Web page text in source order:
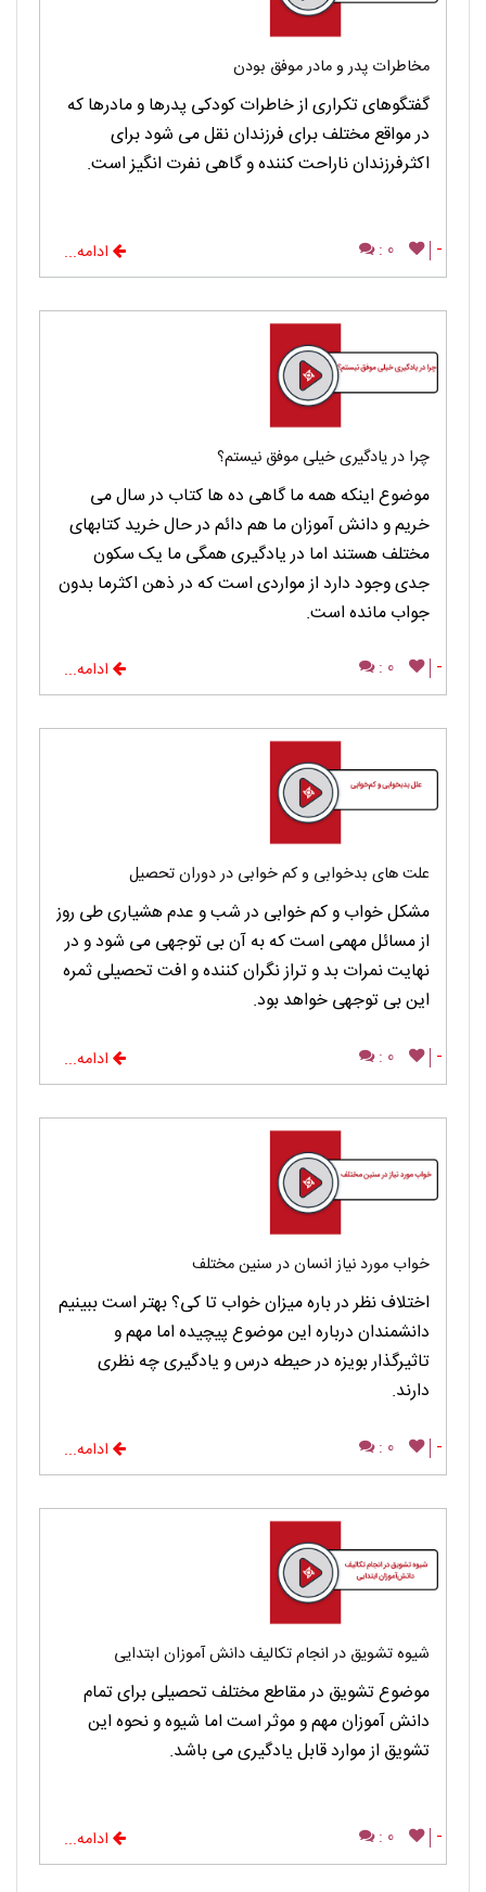
مخاطرات پدر و مادر موفق بودن
گفتگوهای تکراری از خاطرات کودکی پدرها و مادرها که
در مواقع مختلف برای فرزندان نقل می شود برای
اکثرفرزندان ناراحت کننده و گاهی نفرت انگیز است.
-
0 : ادامه...
چرا در یادگیری خیلی موفق نیستم؟
موضوع اینکه همه ما گاهی ده ها کتاب در سال می
خریم و دانش آموزان ما هم دائم در حال خرید کتابهای
مختلف هستند اما در یادگیری همگی ما یک سکون
جدی وجود دارد از مواردی است که در ذهن اکثرما بدون
جواب مانده است.
-
0 : ادامه...
علت های بدخوابی و کم خوابی در دوران تحصیل
مشکل خواب و کم خوابی در شب و عدم هشیاری طی روز
از مسائل مهمی است که به آن بی توجهی می شود و در
نهایت نمرات بد و تراز نگران کننده و افت تحصیلی ثمره
این بی توجهی خواهد بود.
-
0 : ادامه...
خواب مورد نیاز انسان در سنین مختلف
اختلاف نظر در باره میزان خواب تا کی؟ بهتر است ببینیم
دانشمندان درباره این موضوع پیچیده اما مهم و
تاثیرگذار بویزه در حیطه درس و یادگیری چه نظری
دارند.
-
0 : ادامه...
شیوه تشویق در انجام تکالیف دانش آموزان ابتدایی
موضوع تشویق در مقاطع مختلف تحصیلی برای تمام
دانش آموزان مهم و موثر است اما شیوه و نحوه این
تشویق از موارد قابل یادگیری می باشد.
-
0 : ادامه...